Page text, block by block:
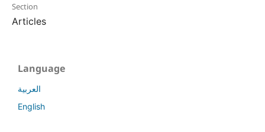
Section
Articles
Language
العربية
English